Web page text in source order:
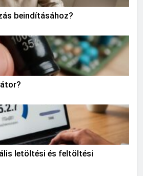
beindításához?
letöltési és feltöltési